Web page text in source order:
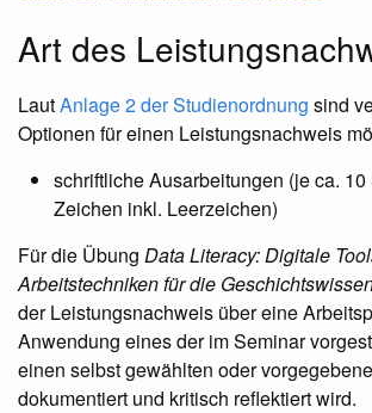
Art des
LautAnlage 2 der Studienordnung sind
Optionen für einen Leistungsnachweis
schriftliche Ausarbeitungen (je ca.
Zeichen inkl. Leerzeichen)
Für die Übung Data Literacy: Digitale
Arbeitstechniken für die
der Leistungsnachweis über eine
Anwendung eines der im Seminar
einen selbst gewählten oder
dokumentiert und kritisch reflektiert wird.